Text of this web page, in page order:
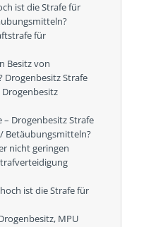
ist die Strafe für
für
Besitz von
Strafe
– Drogenbesitz Strafe
Betäubungsmitteln?
nicht geringen
ist die Strafe für
MPU